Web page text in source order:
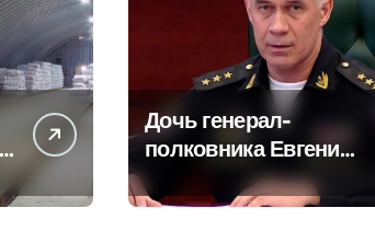
Дочь генерал-
полковника Евгения
Бурдинского
оказывает платные